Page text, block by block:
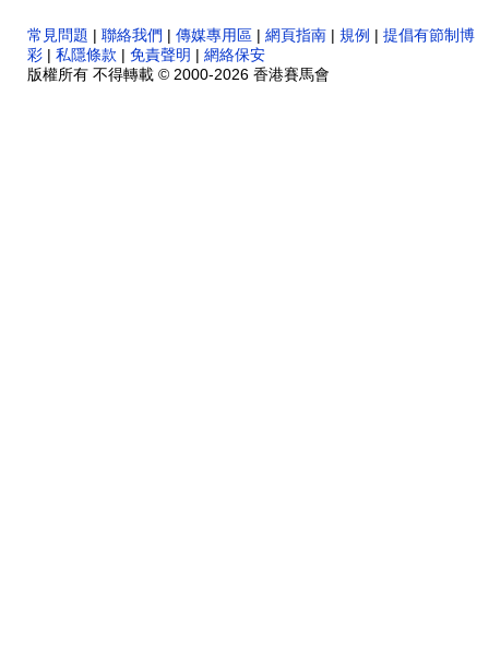
常見問題 | 聯絡我們 | 傳媒專用區 | 網頁指南 | 規例 | 提倡有節制博
彩 | 私隱條款 | 免責聲明 | 網絡保安
版權所有 不得轉載 © 2000-2026 香港賽馬會